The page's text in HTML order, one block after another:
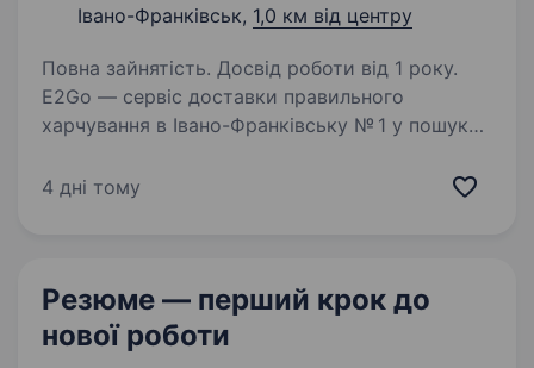
Івано-Франківськ, 1,0 км від центру
Повна зайнятість. Досвід роботи від 1 року.
E2Go — сервіс доставки правильного
харчування в Івано-Франківську № 1 у пошуку
Ми пропонуємо корисне збалансоване
4 дні тому
Резюме — перший крок до
нової роботи